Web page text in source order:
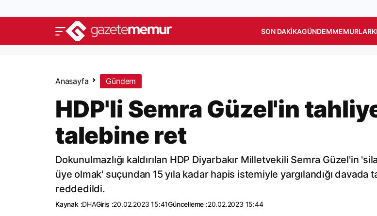
SON DAKIKAGÜNDEMMEMURLAR
Anasayfa Gündem
HDP'li Semra Güzel'in
talebine ret
Dokunulmazlığı kaldırılan HDP Diyarbakır Milletvekili Semra Güzel'in
üye olmak' suçundan 15 yıla kadar hapis istemiyle yargılandığı davada
reddedildi.
Kaynak :DHAGiriş :20.02.2023 15:41Güncelleme :20.02.2023 15:44